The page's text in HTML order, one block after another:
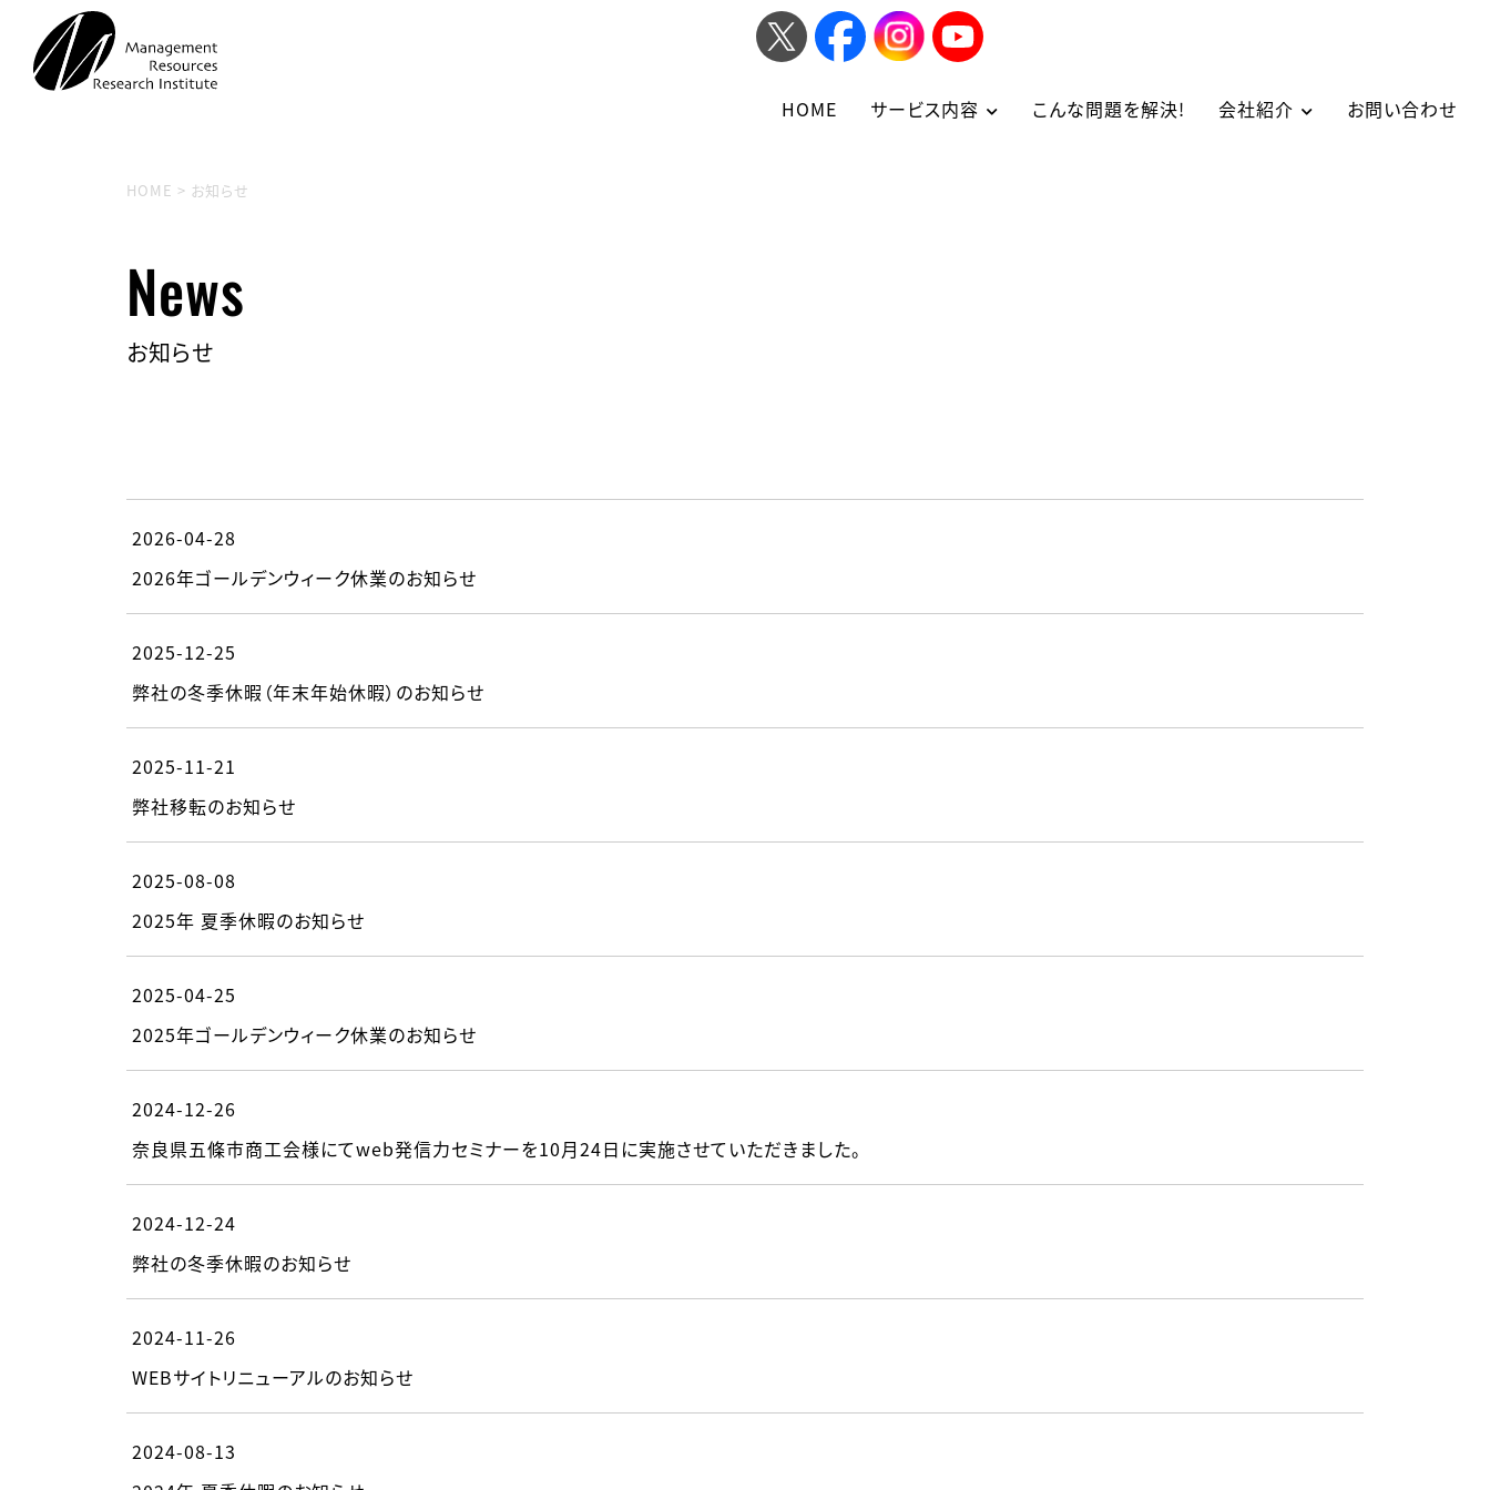
HOME サービス内容 こんな問題を解決! 会社紹介 お問い合わせ
HOME > お知らせ
News
お知らせ
2026-04-28
2026年ゴールデンウィーク休業のお知らせ
2025-12-25
弊社の冬季休暇（年末年始休暇）のお知らせ
2025-11-21
弊社移転のお知らせ
2025-08-08
2025年 夏季休暇のお知らせ
2025-04-25
2025年ゴールデンウィーク休業のお知らせ
2024-12-26
奈良県五條市商工会様にてweb発信力セミナーを10月24日に実施させていただきました。
2024-12-24
弊社の冬季休暇のお知らせ
2024-11-26
WEBサイトリニューアルのお知らせ
2024-08-13